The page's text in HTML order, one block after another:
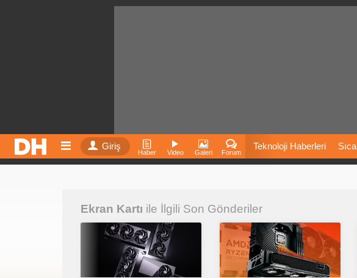
Giriş
Haber Video Galeri Forum
Teknoloji Haberleri
Fiyatları
İnstagram Dondurma
Ekran Kartı ile İlgili Son Gönderiler